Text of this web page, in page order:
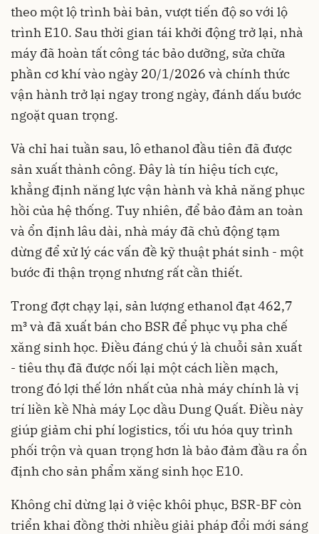
theo một lộ trình bài bản, vượt tiến độ so với lộ
trình E10. Sau thời gian tái khởi động trở lại, nhà
máy đã hoàn tất công tác bảo dưỡng, sửa chữa
phần cơ khí vào ngày 20/1/2026 và chính thức
vận hành trở lại ngay trong ngày, đánh dấu bước
ngoặt quan trọng.
Và chỉ hai tuần sau, lô ethanol đầu tiên đã được
sản xuất thành công. Đây là tín hiệu tích cực,
khẳng định năng lực vận hành và khả năng phục
hồi của hệ thống. Tuy nhiên, để bảo đảm an toàn
và ổn định lâu dài, nhà máy đã chủ động tạm
dừng để xử lý các vấn đề kỹ thuật phát sinh - một
bước đi thận trọng nhưng rất cần thiết.
Trong đợt chạy lại, sản lượng ethanol đạt 462,7
m³ và đã xuất bán cho BSR để phục vụ pha chế
xăng sinh học. Điều đáng chú ý là chuỗi sản xuất
- tiêu thụ đã được nối lại một cách liền mạch,
trong đó lợi thế lớn nhất của nhà máy chính là vị
trí liền kề Nhà máy Lọc dầu Dung Quất. Điều này
giúp giảm chi phí logistics, tối ưu hóa quy trình
phối trộn và quan trọng hơn là bảo đảm đầu ra ổn
định cho sản phẩm xăng sinh học E10.
Không chỉ dừng lại ở việc khôi phục, BSR-BF còn
triển khai đồng thời nhiều giải pháp đổi mới sáng